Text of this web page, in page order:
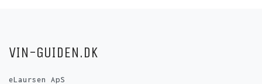
VIN-GUIDEN.DK
eLaursen ApS